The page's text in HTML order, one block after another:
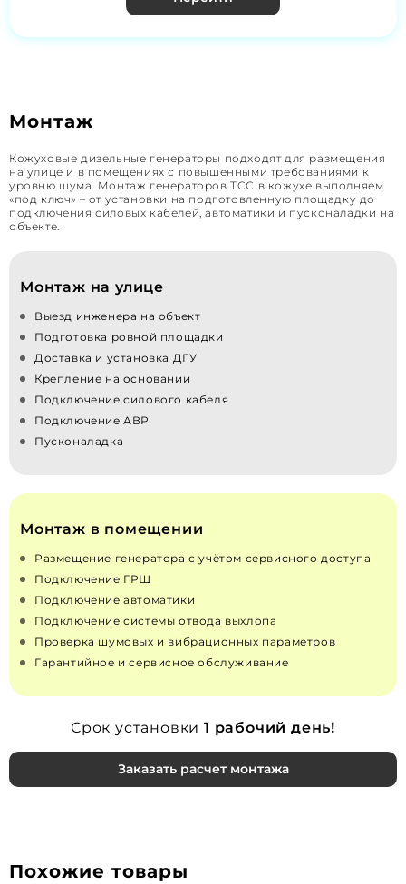
Монтаж
Кожуховые дизельные генераторы подходят для размещения
на улице и в помещениях с повышенными требованиями к
уровню шума. Монтаж генераторов ТСС в кожухе выполняем
«под ключ» – от установки на подготовленную площадку до
подключения силовых кабелей, автоматики и пусконаладки на
объекте.
Монтаж на улице
Выезд инженера на объект
Подготовка ровной площадки
Доставка и установка ДГУ
Крепление на основании
Подключение силового кабеля
Подключение АВР
Пусконаладка
Монтаж в помещении
Размещение генератора с учётом сервисного доступа
Подключение ГРЩ
Подключение автоматики
Подключение системы отвода выхлопа
Проверка шумовых и вибрационных параметров
Гарантийное и сервисное обслуживание
Срок установки 1 рабочий день!
Заказать расчет монтажа
Похожие товары